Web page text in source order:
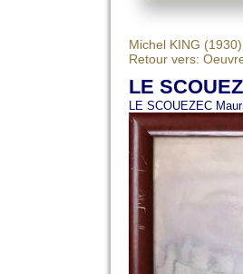
Michel KING (1930)
Retour vers:
LE
LE SCOUEZEC